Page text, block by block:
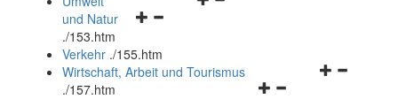
Navigationsmenü
und
schließen
und Natur
./153.htm
Verkehr ./155.htm
Navigationsmenü
Wirtschaft, Arbeit und Tourismus
./157.htm